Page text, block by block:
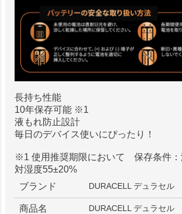
長持ち性能
10年保存可能 ※1
液もれ防止設計
毎日のデバイス使いにぴったり！
※1 使用推奨期限において 保存条件
対湿度55±20%
ブランド
DURACELL デュラセル
商品名 DURACELL デュラセル